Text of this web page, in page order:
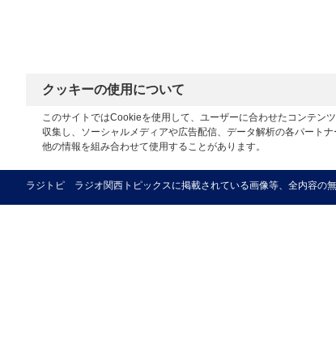
クッキーの使用について
このサイトではCookieを使用して、ユーザーに合わせたコンテン
収集し、ソーシャルメディアや広告配信、データ解析の各パート
他の情報を組み合わせて使用することがあります。
ラジトピ ラジオ関西トピックスに掲載されている画像等、全内容の